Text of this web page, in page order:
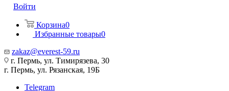
Войти
Корзина0
Избранные товары0
zakaz@everest-59.ru
г. Пермь, ул. Тимирязева, 30
г. Пермь, ул. Рязанская, 19Б
Telegram